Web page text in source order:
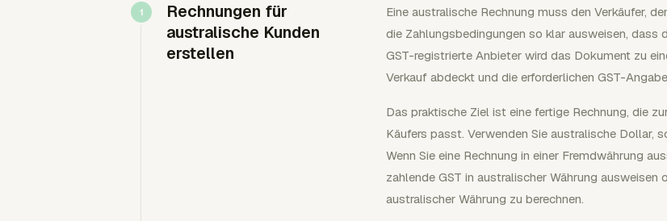
Rechnungen für
australische Kunden
erstellen
Eine australische Rechnung muss den Verkäufer,
die Zahlungsbedingungen so klar ausweisen, dass
GST-registrierte Anbieter wird das Dokument zu
Verkauf abdeckt und die erforderlichen GST-
Das praktische Ziel ist eine fertige Rechnung, die
Käufers passt. Verwenden Sie australische Dollar,
Wenn Sie eine Rechnung in einer Fremdwährung
zahlende GST in australischer Währung
australischer Währung zu berechnen.